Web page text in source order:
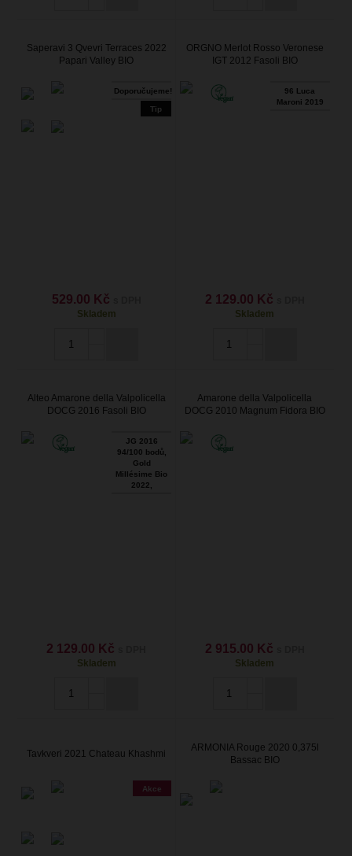
Saperavi 3 Qvevri Terraces 2022
Papari Valley BIO
Doporučujeme!
Tip
529.00 Kč
Skladem
ORGNO Merlot Rosso Veronese
IGT 2012 Fasoli BIO
96 Luca
Maroni 2019
2 129.00 Kč
Skladem
Alteo Amarone della Valpolicella
DOCG 2016 Fasoli BIO
JG 2016
94/100 bodů,
Gold
Millésime Bio
2022,
2 129.00 Kč
Skladem
Amarone della Valpolicella
DOCG 2010 Magnum Fidora BIO
2 915.00 Kč
Skladem
Tavkveri 2021 Chateau Khashmi
Akce
ARMONIA Rouge 2020 0,375l
Bassac BIO